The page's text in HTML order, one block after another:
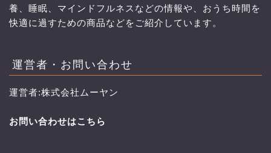
養、睡眠、マインドフルネスなどの情報や、おうち時間を
快適に過すための商品などをご紹介しています。
運営者・お問い合わせ
運営者:株式会社ムーヤン
お問い合わせはこちら